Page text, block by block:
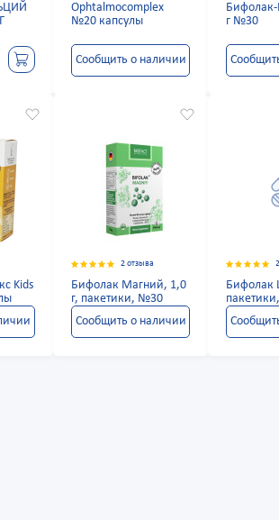
Ophtalmocomplex
№20 капсулы
Сообщить о наличии
г №30
Kids
2 отзыва
Бифолак Магний, 1,0
г, пакетики, №30
Сообщить о наличии
Бифолак